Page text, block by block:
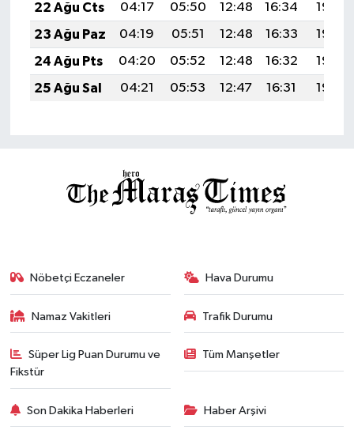
22 Ağu Cts
04:17 05:50 12:48 16:34
19:36
23 Ağu Paz
04:19 05:51 12:48 16:33
19:35
24 Ağu Pts
04:20 05:52 12:48 16:32
19:33
25 Ağu Sal
04:21 05:53 12:47 16:31 19:32
Nöbetçi Eczaneler Hava Durumu
Namaz Vakitleri Trafik Durumu
Süper Lig Puan Durumu ve
Fikstür
Tüm Manşetler
Son Dakika Haberleri Haber Arşivi